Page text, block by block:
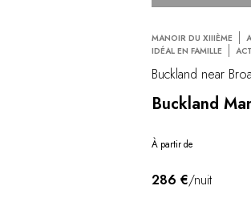
MANOIR DU XIIIÈME
IDÉAL EN FAMILLE
Buckland near
Buckland
À partir de
286 €/nuit